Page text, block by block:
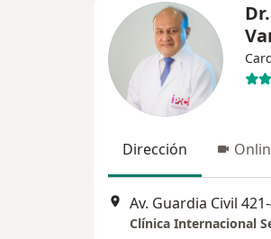
Dirección
Av. Guardia Civil
Clínica Internacional